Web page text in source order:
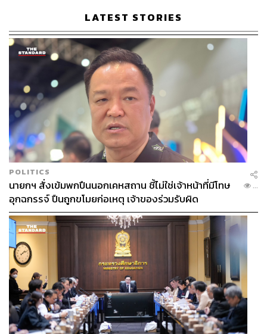
ABOUT THE AUTHOR
สกุลชัย เก่งอนันตานนท์
Content Creator สำนักข่าว THE
STANDARD WEALTH
LATEST STORIES
POLITICS
นายกฯ สั่งเข้มพกปืนนอกเคหสถาน ชี้ไม่ใช่เจ้าหน้าที่มีโทษ
อุกฉกรรจ์ ปืนถูกขโมยก่อเหตุ เจ้าของร่วมรับผิด
...